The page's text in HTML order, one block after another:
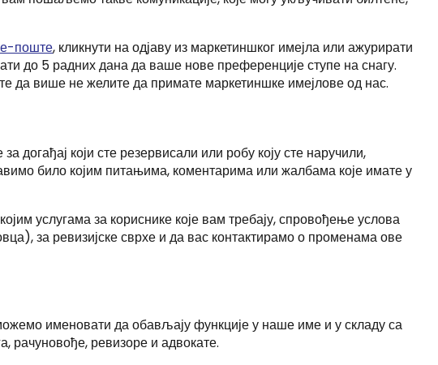
е-поште, кликнути на одјаву из маркетиншког имејла или ажурирати
до 5 радних дана да ваше нове преференције ступе на снагу.
да више не желите да примате маркетиншке имејлове од нас.
који сте резервисали или робу коју сте наручили,
било којим питањима, коментарима или жалбама које имате у
услугама за кориснике које вам требају, спровођење услова
за ревизијске сврхе и да вас контактирамо о променама ове
именовати да обављају функције у наше име и у складу са
рачуновође, ревизоре и адвокате.